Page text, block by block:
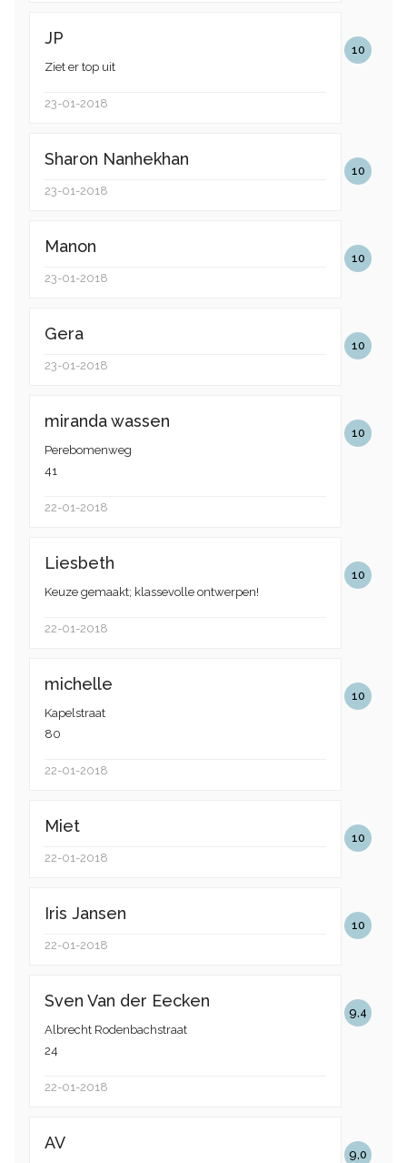
10
JP
Ziet er top uit
23-01-2018
10
Sharon Nanhekhan
23-01-2018
10
Manon
23-01-2018
10
Gera
23-01-2018
10
miranda wassen
Perebomenweg
41
22-01-2018
10
Liesbeth
Keuze gemaakt; klassevolle ontwerpen!
22-01-2018
10
michelle
Kapelstraat
80
22-01-2018
10
Miet
22-01-2018
10
Iris Jansen
22-01-2018
9,4
Sven Van der Eecken
Albrecht Rodenbachstraat
24
22-01-2018
9,0
AV